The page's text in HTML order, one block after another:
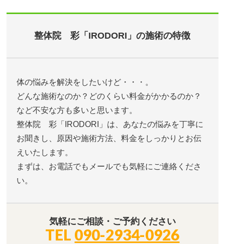
整体院 彩「IRODORI」の施術の特徴
体の悩みを解決をしたいけど・・・。
どんな施術なのか？どのくらい料金がかかるのか？
など不安な方も多いと思います。
整体院 彩「IRODORI」は、あなたの悩みを丁寧に
お聞きし、原因や施術方法、料金をしっかりとお伝
えいたします。
まずは、お電話でもメールでも気軽にご連絡くださ
い。
気軽にご相談・ご予約ください
TEL 090-2934-0926